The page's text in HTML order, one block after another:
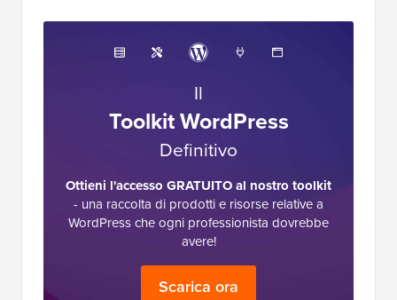
Il
Toolkit WordPress
Definitivo
Ottieni l'accesso GRATUITO al nostro toolkit
- una raccolta di prodotti e risorse relative a
WordPress che ogni professionista dovrebbe
avere!
Scarica ora